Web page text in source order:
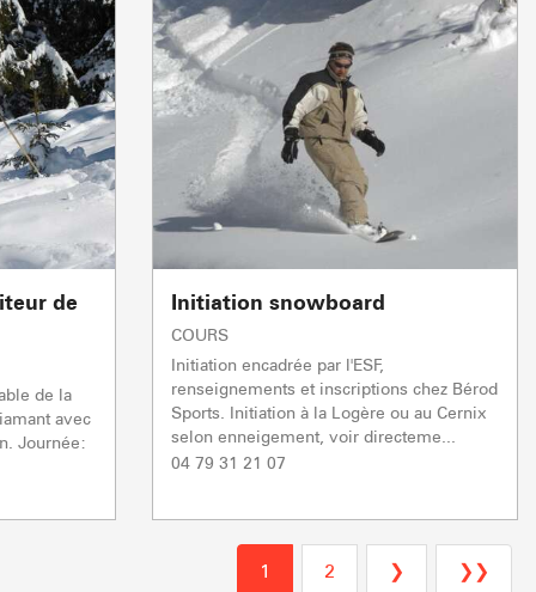
de
de la
avec
Journée:
Initiation snowboard
COURS
Initiation encadrée par l'ESF,
renseignements et inscriptions chez Bérod
Sports. Initiation à la Logère ou au Cernix
selon enneigement, voir directeme...
04 79 31 21 07
1 2 ❯ ❯❯